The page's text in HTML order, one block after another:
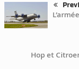
Hop et